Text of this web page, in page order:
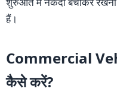
हैं।
Commercial
कैसे करें?